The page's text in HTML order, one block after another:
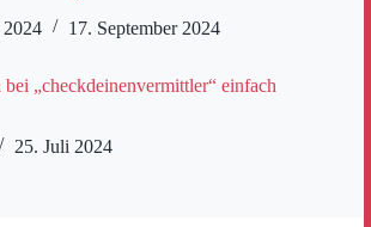
2024
17. September 2024
„checkdeinenvermittler“ einfach
25. Juli 2024